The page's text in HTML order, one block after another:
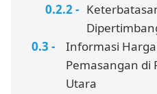
Informasi
Pemasangan di
Utara